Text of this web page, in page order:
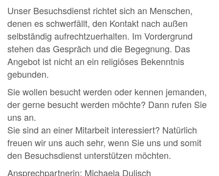
Unser Besuchsdienst richtet sich an Menschen,
denen es schwerfällt, den Kontakt nach außen
selbständig aufrechtzuerhalten. Im Vordergrund
stehen das Gespräch und die Begegnung. Das
Angebot ist nicht an ein religiöses Bekenntnis
gebunden.
Sie wollen besucht werden oder kennen jemanden,
der gerne besucht werden möchte? Dann rufen Sie
uns an.
Sie sind an einer Mitarbeit interessiert? Natürlich
freuen wir uns auch sehr, wenn Sie uns und somit
den Besuchsdienst unterstützen möchten.
Ansprechpartnerin: Michaela Dulisch